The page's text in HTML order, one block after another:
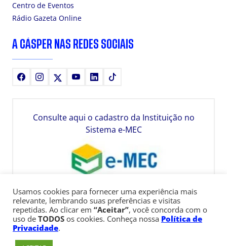
Centro de Eventos
Rádio Gazeta Online
A CÁSPER NAS REDES SOCIAIS
FacebookInstagram YoutubeLinkedIn
Consulte aqui o cadastro da Instituição no
Sistema e-MEC
Usamos cookies para fornecer uma experiência mais
relevante, lembrando suas preferências e visitas
repetidas. Ao clicar em “Aceitar”, você concorda com o
uso de TODOS os cookies. Conheça nossa Política de
Privacidade.